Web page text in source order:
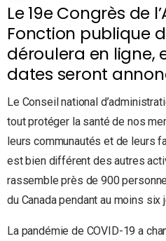
Le 19eCongrès de
Fonction publique
déroulera en ligne,
dates seront
Le Conseil national
toutprotéger la santé de nos
leurs communautés et de leurs
est bien différent des autres
rassemble près de 900
du Canada pendant au moins six
La pandémie de COVID-19 a